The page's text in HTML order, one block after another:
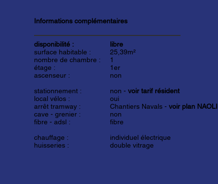
Informations complémentaires
disponibilité :
surface habitable :
nombre de chambre :
étage :
ascenseur :
stationnement :
local vélos :
arrêt tramway :
cave - grenier :
fibre - adsl :
chauffage :
huisseries :
libre
25,39m²
1
1er
non
non - voir tarif résident
oui
Chantiers Navals - voir plan
non
fibre
individuel électrique
double vitrage